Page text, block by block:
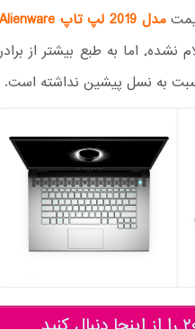
مدل 2019 لپ تاپ Alienware
دل 1500 دلار است و در حالی که قیمت مدل m17 اعلام نشده٬ اما به طبع بیشتر از برادر